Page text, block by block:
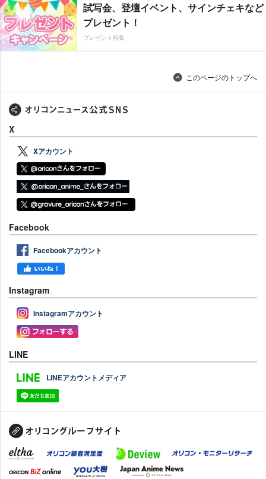
試写会、登壇イベント、サインチェキなど
プレゼント！
プレゼント特集
このページのトップへ
X
Xアカウント
Facebook
Facebookアカウント
Instagram
Instagramアカウント
LINE
LINEアカウントメディア